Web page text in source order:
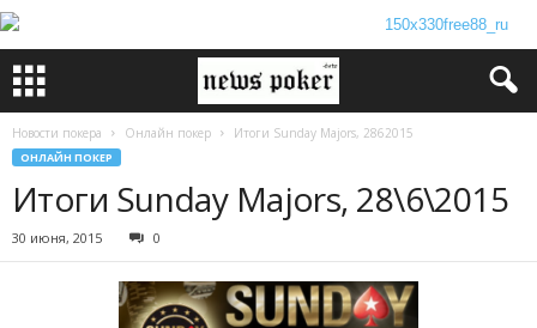
Новости покера Онлайн покер Итоги Sunday Majors, 2862015
ОНЛАЙН ПОКЕР
Итоги Sunday Majors, 28\6\2015
30 июня, 2015 0